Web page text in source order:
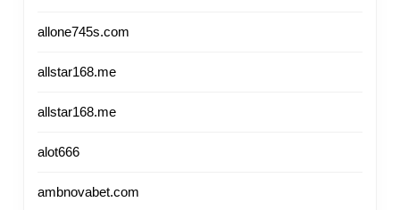
allone745s.com
allstar168.me
allstar168.me
alot666
ambnovabet.com